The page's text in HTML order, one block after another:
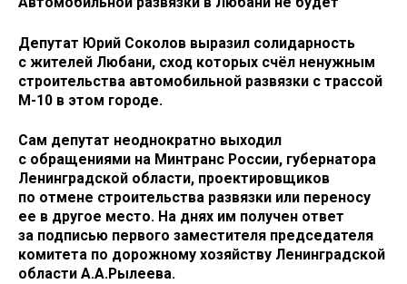
Депутат Юрий Соколов выразил солидарность
с жителей Любани, сход которых счёл ненужным
строительства автомобильной развязки с трассой
М-10 в этом городе.
Сам депутат неоднократно выходил
с обращениями на Минтранс России, губернатора
Ленинградской области, проектировщиков
по отмене строительства развязки или переносу
ее в другое место. На днях им получен ответ
за подписью первого заместителя председателя
комитета по дорожному хозяйству Ленинградской
области А.А.Рылеева.